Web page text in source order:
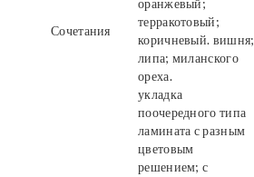
Сочетания
оранжевый;
терракотовый;
коричневый. вишня;
липа; миланского
ореха.
укладка
поочередного типа
ламината с разным
цветовым
решением; с